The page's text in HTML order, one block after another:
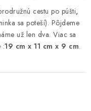
cestu po púšti,
sa poteší). Pôjdeme
už len dva. Viac sa
:19 cm x 11 cm x 9 cm.